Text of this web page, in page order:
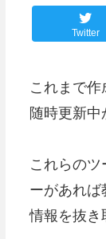
Twitter
これまで作
随時更新中
これらのツ
ーがあれば
情報を抜き